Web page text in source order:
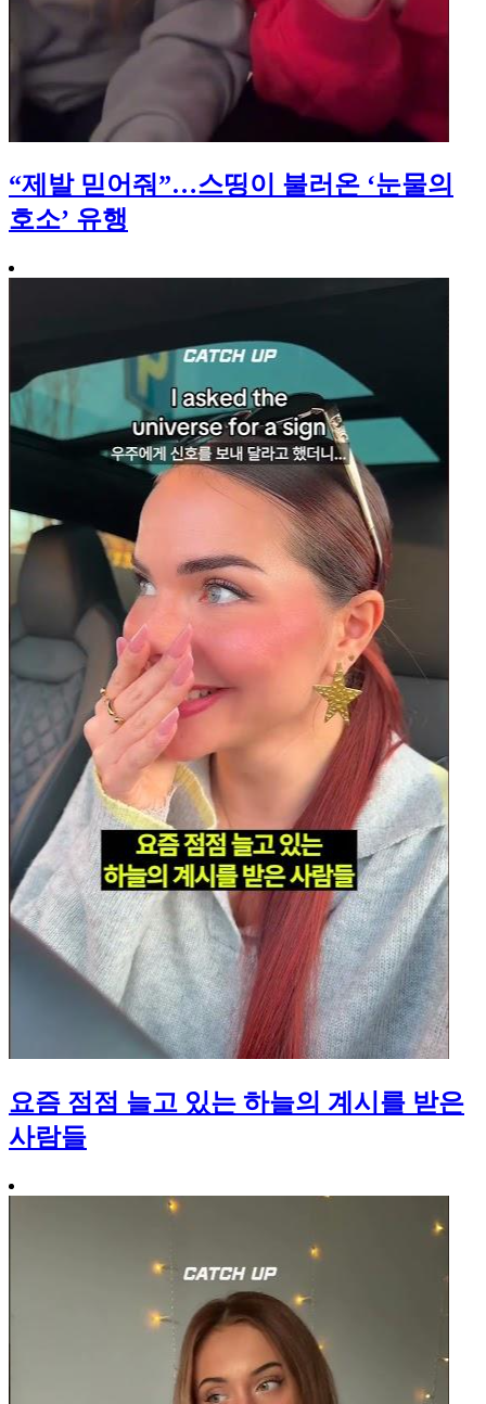
“제발 믿어줘”…스띵이 불러온 ‘눈물의
호소’ 유행
요즘 점점 늘고 있는 하늘의 계시를 받은
사람들